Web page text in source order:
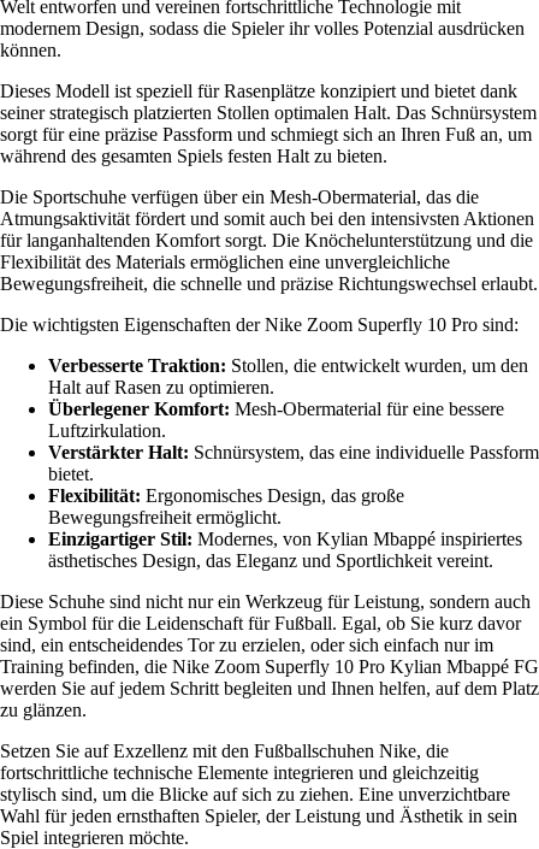
Welt entworfen und vereinen fortschrittliche Technologie mit
modernem Design, sodass die Spieler ihr volles Potenzial ausdrücken
können.
Dieses Modell ist speziell für Rasenplätze konzipiert und bietet dank
seiner strategisch platzierten Stollen optimalen Halt. Das Schnürsystem
sorgt für eine präzise Passform und schmiegt sich an Ihren Fuß an, um
während des gesamten Spiels festen Halt zu bieten.
Die Sportschuhe verfügen über ein Mesh-Obermaterial, das die
Atmungsaktivität fördert und somit auch bei den intensivsten Aktionen
für langanhaltenden Komfort sorgt. Die Knöchelunterstützung und die
Flexibilität des Materials ermöglichen eine unvergleichliche
Bewegungsfreiheit, die schnelle und präzise Richtungswechsel erlaubt.
Die wichtigsten Eigenschaften der Nike Zoom Superfly 10 Pro sind:
Verbesserte Traktion: Stollen, die entwickelt wurden, um den
Halt auf Rasen zu optimieren.
Überlegener Komfort: Mesh-Obermaterial für eine bessere
Luftzirkulation.
Verstärkter Halt: Schnürsystem, das eine individuelle Passform
bietet.
Flexibilität: Ergonomisches Design, das große
Bewegungsfreiheit ermöglicht.
Einzigartiger Stil: Modernes, von Kylian Mbappé inspiriertes
ästhetisches Design, das Eleganz und Sportlichkeit vereint.
Diese Schuhe sind nicht nur ein Werkzeug für Leistung, sondern auch
ein Symbol für die Leidenschaft für Fußball. Egal, ob Sie kurz davor
sind, ein entscheidendes Tor zu erzielen, oder sich einfach nur im
Training befinden, die Nike Zoom Superfly 10 Pro Kylian Mbappé FG
werden Sie auf jedem Schritt begleiten und Ihnen helfen, auf dem Platz
zu glänzen.
Setzen Sie auf Exzellenz mit den Fußballschuhen Nike, die
fortschrittliche technische Elemente integrieren und gleichzeitig
stylisch sind, um die Blicke auf sich zu ziehen. Eine unverzichtbare
Wahl für jeden ernsthaften Spieler, der Leistung und Ästhetik in sein
Spiel integrieren möchte.